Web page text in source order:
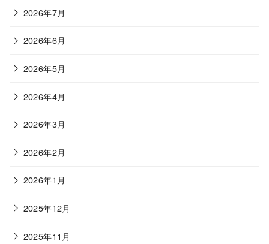
ー 2026年7月
2026年6月
2026年5月
2026年4月
2026年3月
2026年2月
2026年1月
2025年12月
2025年11月